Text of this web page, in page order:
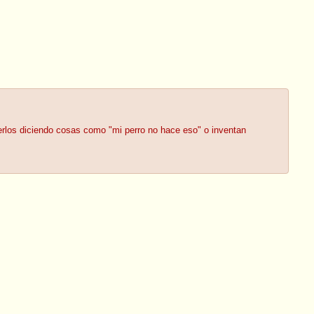
diciendo cosas como "mi perro no hace eso" o inventan